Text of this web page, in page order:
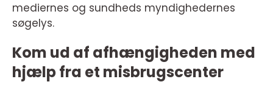
mediernes og sundheds myndighedernes
søgelys.
Kom ud af afhængigheden med
hjælp fra et misbrugscenter